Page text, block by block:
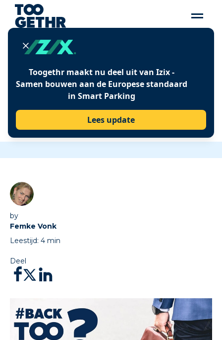
Toogethr maakt nu deel uit van Izix -
Samen bouwen aan de Europese standaard
in Smart Parking
Lees update
‘FACILITIES ARE
FASCINATING, NET ALS
DE TOEKOMST VAN
MOBILITEIT’
by
Femke Vonk
Leestijd: 4 min
Deel